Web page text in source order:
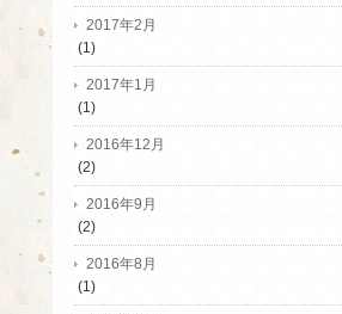
2017年2月
(1)
2017年1月
(1)
2016年12月
(2)
2016年9月
(2)
2016年8月
(1)